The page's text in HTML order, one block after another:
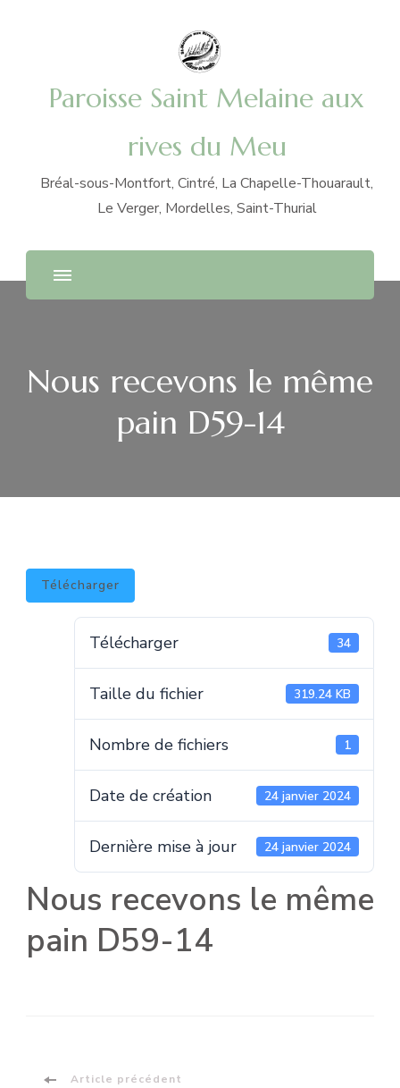
Paroisse Saint Melaine aux
rives du Meu
Bréal-sous-Montfort, Cintré, La Chapelle-Thouarault,
Le Verger, Mordelles, Saint-Thurial
Nous recevons le même
pain D59-14
Télécharger
Télécharger 34
Taille du fichier 319.24 KB
Nombre de fichiers 1
Date de création 24 janvier 2024
Dernière mise à jour 24 janvier 2024
Nous recevons le même
pain D59-14
Article précédent